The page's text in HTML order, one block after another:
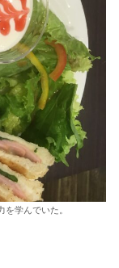
学んでいた。